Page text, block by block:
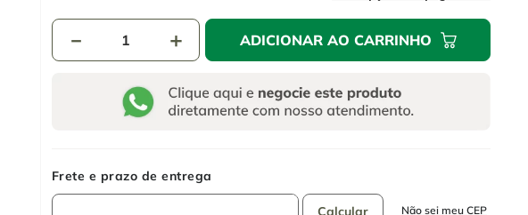
＋
－ ADICIONAR AO CARRINHO
Não sei meu CEP